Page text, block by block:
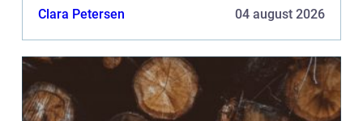
utallige smagsvarianter, stø...
Clara Petersen 04 august 2026